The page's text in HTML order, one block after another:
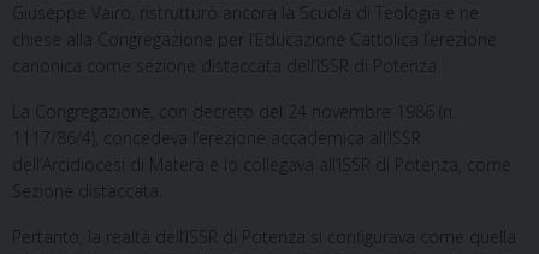
Giuseppe Vairo, ristrutturò ancora la Scuola di Teologia e ne
chiese alla Congregazione per l’Educazione Cattolica l’erezione
canonica come sezione distaccata dell’ISSR di Potenza.
La Congregazione, con decreto del 24 novembre 1986 (n.
1117/86/4), concedeva l’erezione accademica all’ISSR
dell’Arcidiocesi di Matera e lo collegava all’ISSR di Potenza, come
Sezione distaccata.
Pertanto, la realtà dell’ISSR di Potenza si configurava come quella